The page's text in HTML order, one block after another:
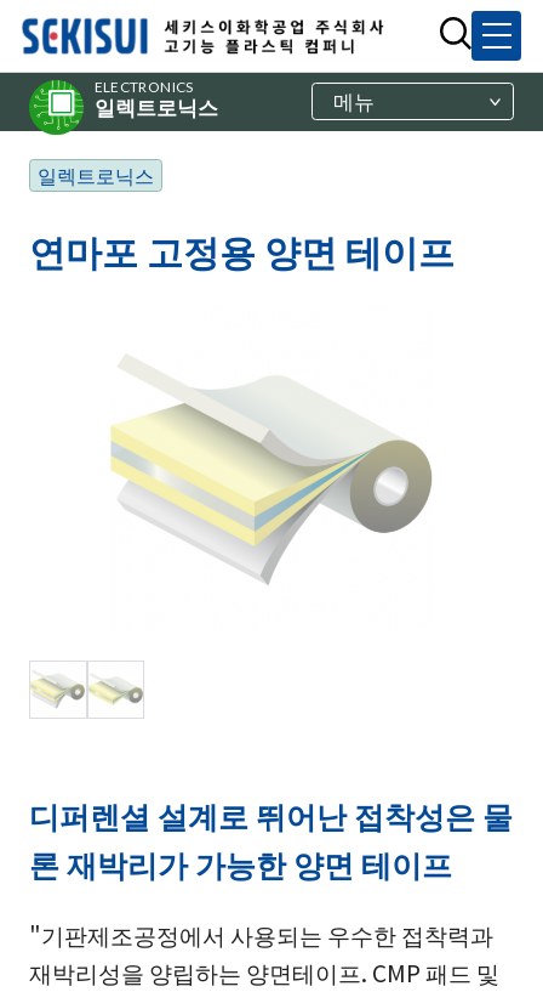
ELECTRONICS
일렉트로닉스 메뉴
일렉트로닉스
연마포 고정용 양면 테이프
디퍼렌셜 설계로 뛰어난 접착성은 물
론 재박리가 가능한 양면 테이프
"기판제조공정에서 사용되는 우수한 접착력과
재박리성을 양립하는 양면테이프. CMP 패드 및